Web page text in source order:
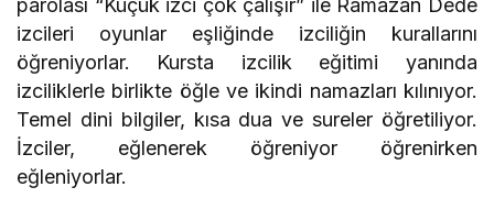
parolası “Küçük izci çok çalışır” ile Ramazan Dede
izcileri oyunlar eşliğinde izciliğin kurallarını
öğreniyorlar. Kursta izcilik eğitimi yanında
izciliklerle birlikte öğle ve ikindi namazları kılınıyor.
Temel dini bilgiler, kısa dua ve sureler öğretiliyor.
İzciler, eğlenerek öğreniyor öğrenirken
eğleniyorlar.